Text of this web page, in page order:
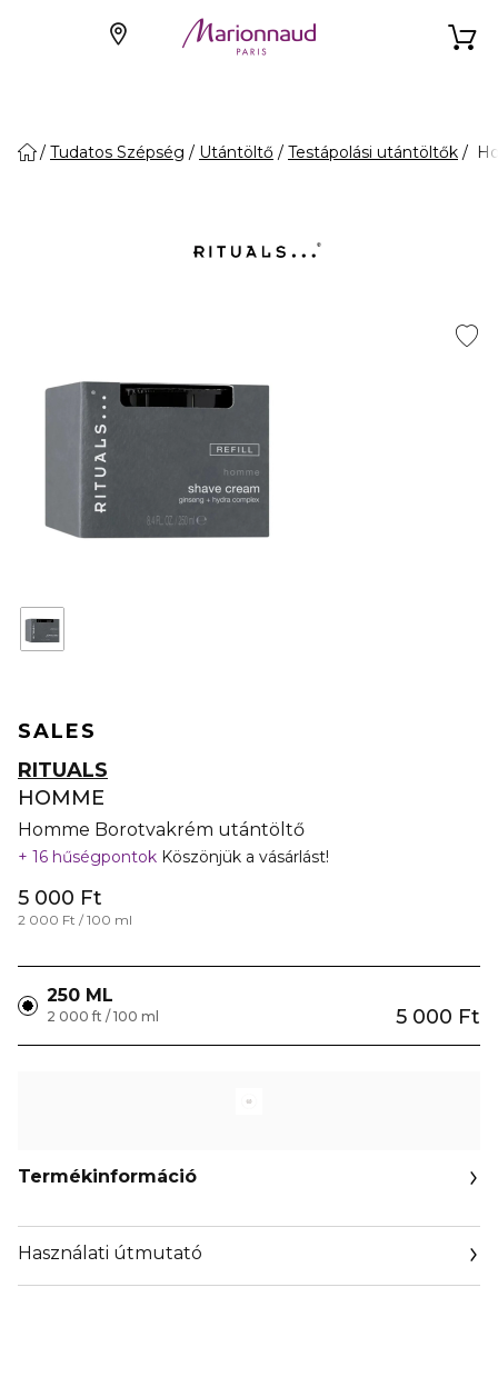
Tudatos Szépség Utántöltő Testápolási utántöltők
SALES
RITUALS
HOMME
Homme Borotvakrém utántöltő
16 hűségpontok Köszönjük a vásárlást!
5 000 Ft
2 000 Ft / 100 ml
250 ML
5 000 Ft
2 000 ft / 100 ml
Termékinformáció
Használati útmutató